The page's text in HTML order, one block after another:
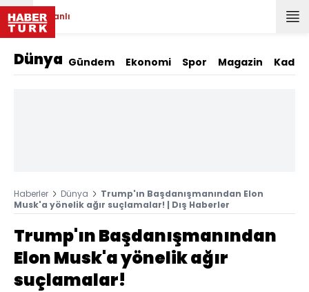
Canlı
Dünya Gündem Ekonomi Spor Magazin Kadın
Haberler Dünya
Trump'ın Başdanışmanından Elon
Musk'a yönelik ağır suçlamalar! | Dış Haberler
Trump'ın Başdanışmanından
Elon Musk'a yönelik ağır
suçlamalar!